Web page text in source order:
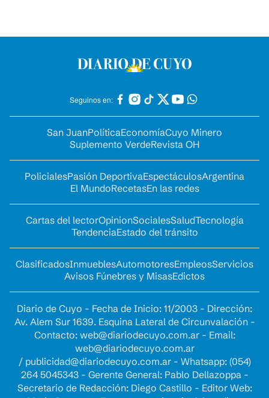
Seguinos en:
San JuanPolíticaEconomíaCuyo Minero
Suplemento VerdeRevista OH
PolicialesPasión DeportivaEspectáculosArgentina
El MundoRecetasEn las redes
Cartas del lectorOpinionSocialesSaludTecnología
TendenciaEstado del tránsito
ClasificadosInmueblesAutomotoresEmpleosServicios
Avisos Fúnebres y MisasEdictos
Diario de Cuyo - Fecha de Inicio: 11/2003 - Dirección:
Av. Alem Sur 1639. Esquina Lateral de Circunvalación -
Contacto: web@diariodecuyo.com.ar- Email:
web@diariodecuyo.com.ar
/ publicidad@diariodecuyo.com.ar- Whatsapp: (054)
264 5045343 - Gerente General: Pablo Dellazoppa -
Secretario de Redacción: Diego Castillo - Editor Web: